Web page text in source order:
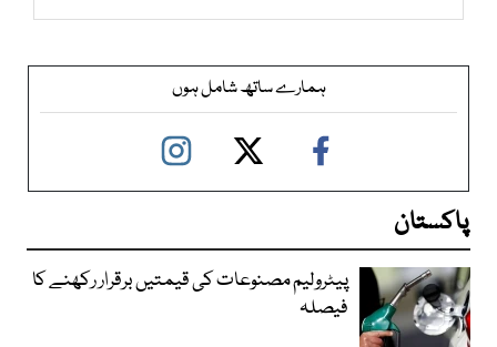
ہمارے ساتھ شامل ہوں
پاکستان
پیٹرولیم مصنوعات کی قیمتیں برقرار رکھنے کا
فیصلہ